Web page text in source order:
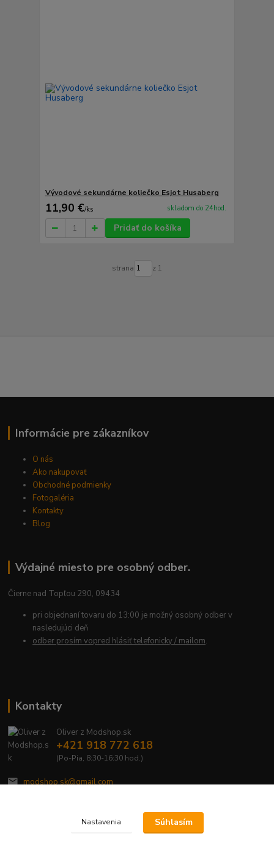
Vývodové sekundárne koliečko Esjot Husaberg
11,90 €/ks skladom do 24hod.
Pridať do košíka
strana z 1
Informácie pre zákazníkov
O nás
Ako nakupovať
Obchodné podmienky
Fotogaléria
Kontakty
Blog
Výdajné miesto pre osobný odber.
Čierne nad Topľou 290, 09434
pri objednaní tovaru do 13:00 je možný osobný odber v
nasledujúci deň
odber prosím vopred hlásiť telefonicky / mailom.
Kontakty
Oliver z Modshop.sk
+421 918 772 618
(Po-Pia, 8:30-16:30 hod.)
modshop.sk@gmail.com
Nastavenia Súhlasím